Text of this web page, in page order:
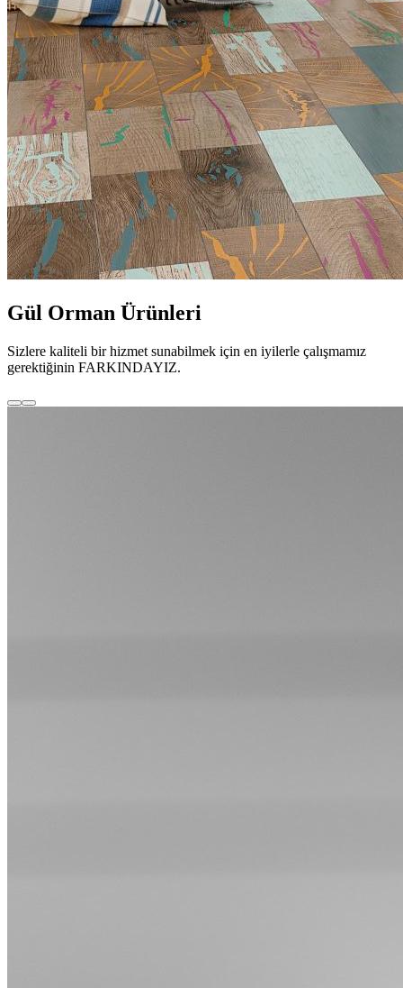
Gül Orman Ürünleri
Sizlere kaliteli bir hizmet sunabilmek için en iyilerle çalışmamız
gerektiğinin FARKINDAYIZ.